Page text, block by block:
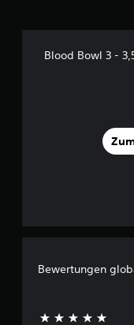
Blood Bowl 3 -
Bewertungen